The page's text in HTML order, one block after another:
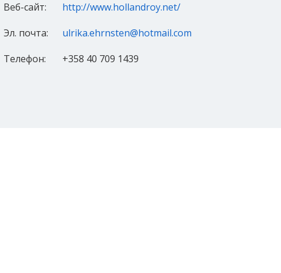
Веб-сайт:
http://www.hollandroy.net/
Эл. почта:
ulrika.ehrnsten@hotmail.com
Телефон:
+358 40 709 1439